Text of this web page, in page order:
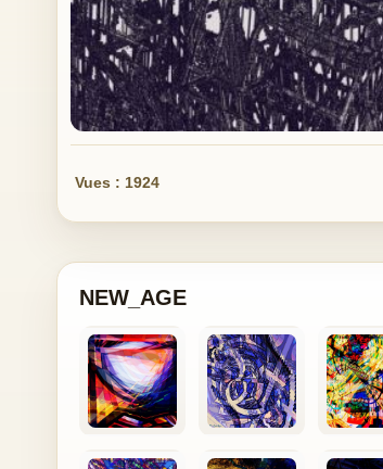
Vues : 1924
NEW_AGE